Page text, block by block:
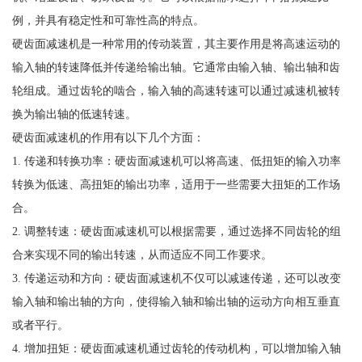
例，并具有稳定性和可靠性高的特点。
硬齿面减速机是一种常用的传动装置，其主要作用是将高速运动的
输入轴的转速降低并传递给输出轴。它通常由输入轴、输出轴和齿
轮组成。通过齿轮的啮合，输入轴的高速转速可以通过减速机被转
换为输出轴的低速转速。
硬齿面减速机的作用有以下几个方面：
1. 传递和转换功率：硬齿面减速机可以将高速、低扭矩的输入功率
转换为低速、高扭矩的输出功率，适用于一些需要大扭矩的工作场
合。
2. 调整转速：硬齿面减速机可以根据需要，通过选择不同齿轮的组
合来实现不同的输出转速，从而适应不同工作要求。
3. 传递运动和方向：硬齿面减速机不仅可以减速传递，还可以改变
输入轴和输出轴的方向，使得输入轴和输出轴的运动方向相互垂直
或者平行。
4. 增加扭矩：硬齿面减速机通过齿轮的传动机构，可以增加输入轴